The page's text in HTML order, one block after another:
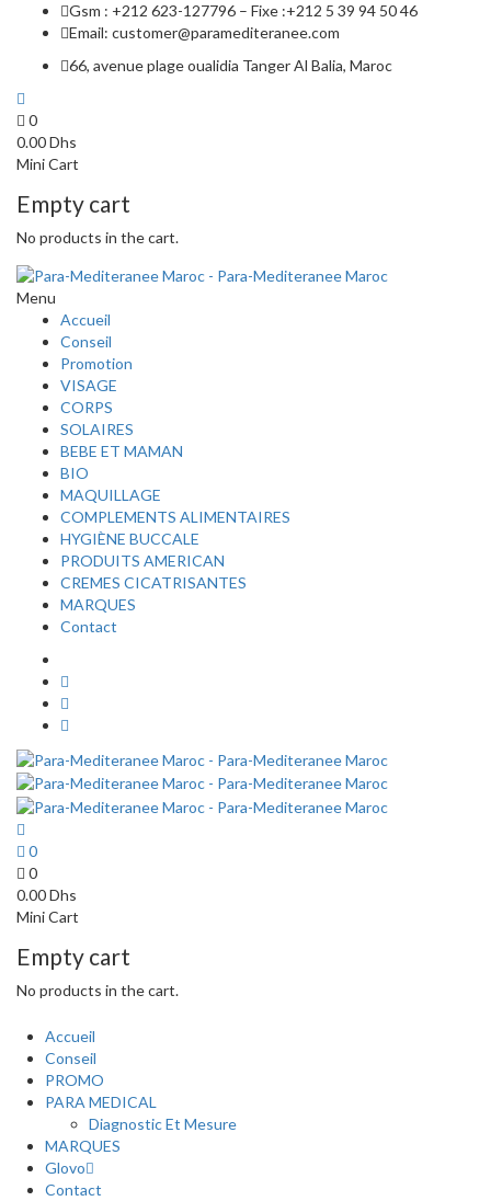
Gsm : +212 623-127796 – Fixe :+212 5 39 94 50 46
Email: customer@paramediteranee.com
66, avenue plage oualidia Tanger Al Balia, Maroc
0
0.00Dhs
Mini Cart
Empty cart
No products in the cart.
Menu
Accueil
Conseil
Promotion
VISAGE
CORPS
SOLAIRES
BEBE ET MAMAN
BIO
MAQUILLAGE
COMPLEMENTS ALIMENTAIRES
HYGIÈNE BUCCALE
PRODUITS AMERICAN
CREMES CICATRISANTES
MARQUES
Contact
0
0
0.00Dhs
Mini Cart
Empty cart
No products in the cart.
Accueil
Conseil
PROMO
PARA MEDICAL
Diagnostic Et Mesure
MARQUES
Glovo
Contact